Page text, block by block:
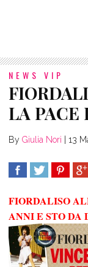
NEWS VIP
LA PACE
By Giulia Nori 13
FIORDALISO
ANNI E STO DA